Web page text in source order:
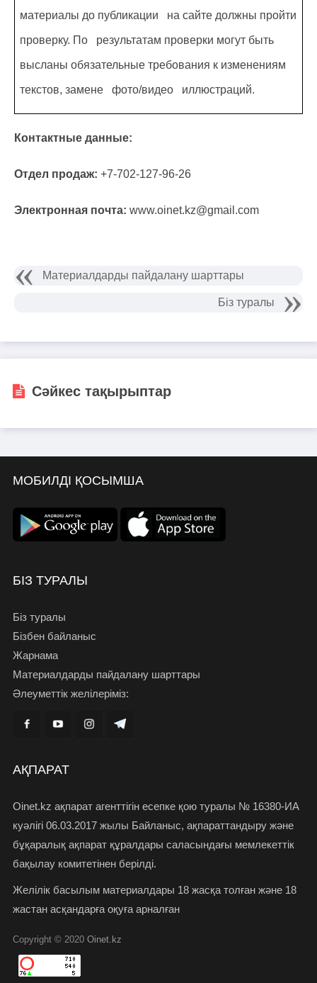
материалы до публикации на сайте должны пройти
проверку. По результатам проверки могут быть
высланы обязательные требования к изменениям
текстов, замене фото/видео иллюстраций.
Контактные данные:
Отдел продаж: +7-702-127-96-26
Электронная почта: www.oinet.kz@gmail.com
Материалдарды пайдалану шарттары
Біз туралы
Сәйкес тақырыптар
МОБИЛДІ ҚОСЫМША
БІЗ ТУРАЛЫ
Біз туралы
Бізбен байланыс
Жарнама
Материалдарды пайдалану шарттары
Әлеуметтік желілеріміз:
АҚПАРАТ
Oinet.kz ақпарат агенттігін есепке қою туралы № 16380-ИА
куәлігі 06.03.2017 жылы Байланыс, ақпараттандыру және
бұқаралық ақпарат құралдары саласындағы мемлекеттік
бақылау комитетінен берілді.
Желілік басылым материалдары 18 жасқа толған және 18
жастан асқандарға оқуға арналған
Copyright © 2020 Oinet.kz